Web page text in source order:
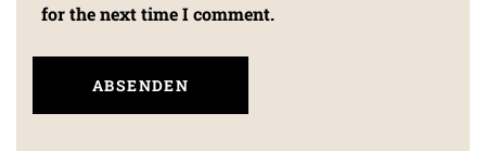
for the next time I comment.